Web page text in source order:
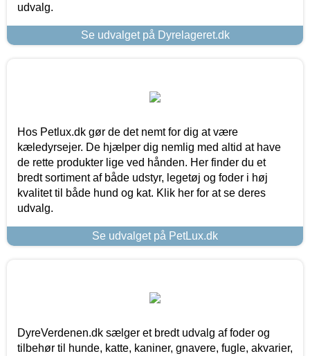
udvalg.
Se udvalget på Dyrelageret.dk
Hos Petlux.dk gør de det nemt for dig at være
kæledyrsejer. De hjælper dig nemlig med altid at have
de rette produkter lige ved hånden. Her finder du et
bredt sortiment af både udstyr, legetøj og foder i høj
kvalitet til både hund og kat. Klik her for at se deres
udvalg.
Se udvalget på PetLux.dk
DyreVerdenen.dk sælger et bredt udvalg af foder og
tilbehør til hunde, katte, kaniner, gnavere, fugle, akvarier,